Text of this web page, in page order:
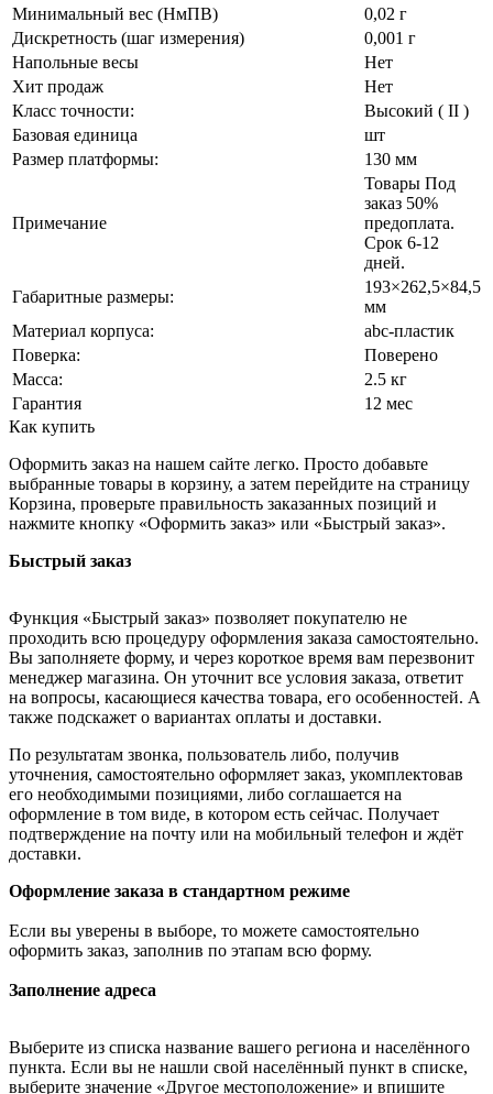
Минимальный вес (НмПВ)
0,02 г
Дискретность (шаг измерения)
0,001 г
Напольные весы
Нет
Хит продаж
Нет
Класс точности:
Высокий ( II )
Базовая единица
шт
Размер платформы:
130 мм
Примечание
Товары Под
заказ 50%
предоплата.
Срок 6-12
дней.
Габаритные размеры:
193×262,5×84,5
мм
Материал корпуса:
abc-пластик
Поверка:
Поверено
Масса:
2.5 кг
Гарантия
12 мес
Как купить
Оформить заказ на нашем сайте легко. Просто добавьте
выбранные товары в корзину, а затем перейдите на страницу
Корзина, проверьте правильность заказанных позиций и
нажмите кнопку «Оформить заказ» или «Быстрый заказ».
Быстрый заказ
Функция «Быстрый заказ» позволяет покупателю не
проходить всю процедуру оформления заказа самостоятельно.
Вы заполняете форму, и через короткое время вам перезвонит
менеджер магазина. Он уточнит все условия заказа, ответит
на вопросы, касающиеся качества товара, его особенностей. А
также подскажет о вариантах оплаты и доставки.
По результатам звонка, пользователь либо, получив
уточнения, самостоятельно оформляет заказ, укомплектовав
его необходимыми позициями, либо соглашается на
оформление в том виде, в котором есть сейчас. Получает
подтверждение на почту или на мобильный телефон и ждёт
доставки.
Оформление заказа в стандартном режиме
Если вы уверены в выборе, то можете самостоятельно
оформить заказ, заполнив по этапам всю форму.
Заполнение адреса
Выберите из списка название вашего региона и населённого
пункта. Если вы не нашли свой населённый пункт в списке,
выберите значение «Другое местоположение» и впишите